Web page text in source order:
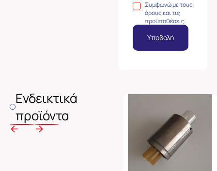
Συμφωνώ με τους
όρους και τις
προϋποθέσεις.
Υποβολή
Ενδεικτικά
προϊόντα